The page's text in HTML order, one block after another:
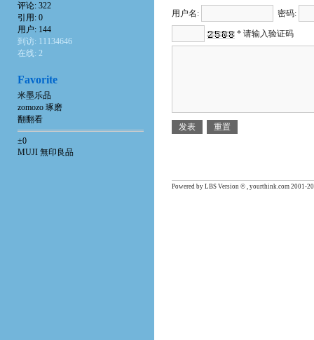
用户名: 密码:
* 请输入验证码
评论: 322
引用: 0
用户: 144
到访: 11134646
在线: 2
Favorite
米墨乐品
zomozo 琢磨
翻翻看
±0
MUJI 無印良品
Powered by LBS Version © , yourthink.com 2001-